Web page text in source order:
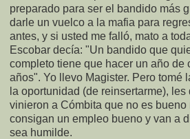
preparado para ser el bandido más
darle un vuelco a la mafia para
antes, y si usted me falló, mato a
Escobar decía: "Un bandido que
completo tiene que hacer un año de
años". Yo llevo Magister. Pero tomé
la oportunidad (de reinsertarme),
vinieron a Cómbita que no es bueno
consigan un empleo bueno y van a
sea humilde.